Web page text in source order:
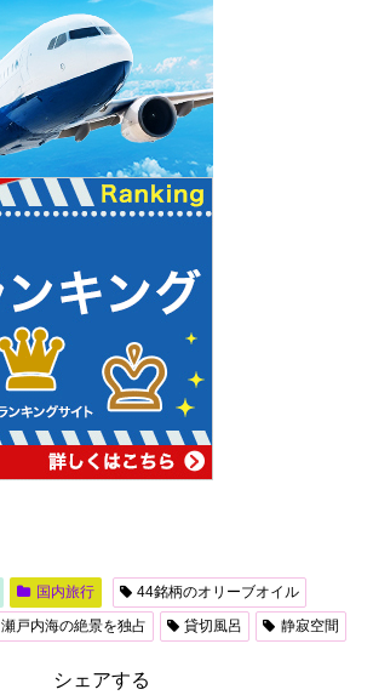
国内旅行
44銘柄のオリーブオイル
瀬戸内海の絶景を独占 貸切風呂 静寂空間
シェアする